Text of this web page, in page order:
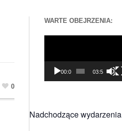
0
WARTE OBEJRZENIA:
00:00 03:56
Nadchodzące wydarzenia